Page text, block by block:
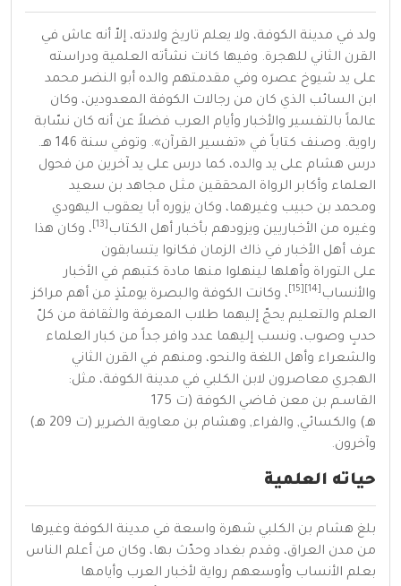
ولد في مدينة الكوفة، ولا يعلم تاريخ ولادته، إلاّ أنه عاش في
القرن الثاني للهجرة. وفيها كانت نشأته العلمية ودراسته
على يد شيوخ عصره وفي مقدمتهم والده أبو النضر محمد
ابن السائب الذي كان من رجالات الكوفة المعدودين، وكان
عالماً بالتفسير والأخبار وأيام العرب فضلاً عن أنه كان نسّابة
راوية. وصنف كتاباً في «تفسير القرآن». وتوفي سنة 146 هـ
.
درس هشام على يد والده، كما درس على يد آخرين من فحول
العلماء وأكابر الرواة المحققين مثـل مجاهد بن سعيد
ومحمد بن حبيب وغيرهما، وكان يزوره أبا يعقوب اليهودي
وغيره من الأخباريين ويزودهم بأخبار أهل الكتاب
، وكان هذا
عرف أهل الأخبار في ذاك الزمان فكانوا يتسابقون
على التوراة وأهلها لينهلوا منها مادة كتبهم في الأخبار
والأنساب
، وكانت الكوفة والبصرة يومئذٍ من أهم مراكز
العلم والتعليم يحجّ إليهما طلاب المعرفة والثقافة من كلّ
حدبٍ وصوب، ونسب إليهما عدد وافر جداً من كبار العلماء
والشعراء وأهل اللغة والنحو، ومنهم في القرن الثاني
الهجري معاصرون لابن الكلبي في مدينة الكوفة، مثل:
القاسـم بن معن قـاضي الكوفة (ت 175
هـ) والكسائي, والفراء, وهشام بن معاوية الضرير (ت 209 هـ
)
وآخرون.
حياته العلمية
بلغ هشام بن الكلبي شهرة واسعة في مدينة الكوفة وغيرها
من مدن العراق، وقدم بغداد وحدّث بها، وكان من أعلم الناس
بعلم الأنساب وأوسعهم رواية لأخبار العرب وأيامها